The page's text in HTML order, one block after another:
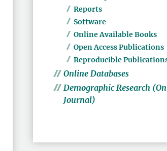
Reports
Software
Online Available Books
Open Access Publications
Reproducible
Online Databases
Demographic Research
Journal)